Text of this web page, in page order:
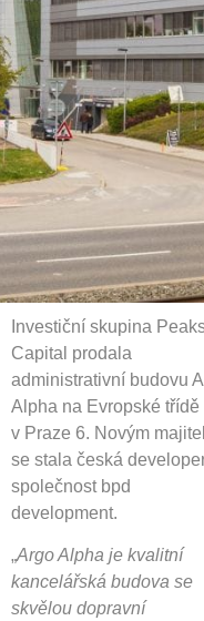
Investiční skupina
Capital prodala
administrativní budovu
Alpha na Evropské třídě
v Praze 6. Novým
se stala česká
společnost bpd
development.
„Argo Alpha je kvalitní
kancelářská budova se
skvělou dopravní